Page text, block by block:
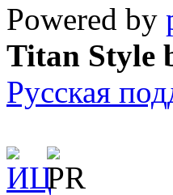
Powered by
Titan Style
Русская